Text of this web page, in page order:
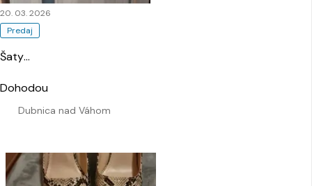
Predaj
20. 03. 2026
Šaty…
Dubnica nad Váhom
Dohodou